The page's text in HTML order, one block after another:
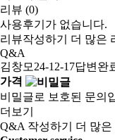
리뷰 (0)
사용후기가 없습니다.
리뷰작성하기
더 많은
Q&A
김창모 24-12-17답변완
가격
비밀글로 보호된 문의
더보기
Q&A 작성하기
더 많은